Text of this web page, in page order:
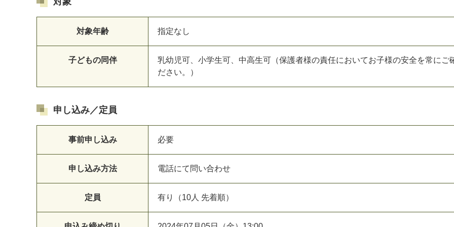
対象年齢 指定なし
子どもの同伴
乳幼児可、小学生可、中高生可（保護者様の責任においてお子様の安全を常にご
ださい。）
申し込み／定員
事前申し込み 必要
申し込み方法 電話にて問い合わせ
定員 有り（10人 先着順）